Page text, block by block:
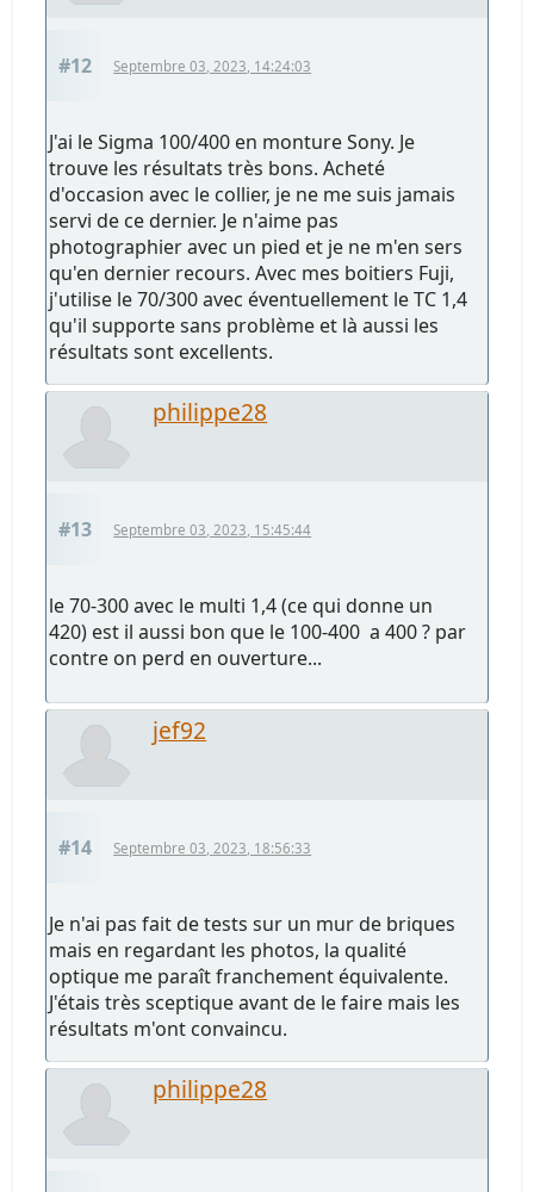
#12 Septembre 03, 2023, 14:24:03
J'ai le Sigma 100/400 en monture Sony. Je
trouve les résultats très bons. Acheté
d'occasion avec le collier, je ne me suis jamais
servi de ce dernier. Je n'aime pas
photographier avec un pied et je ne m'en sers
qu'en dernier recours. Avec mes boitiers Fuji,
j'utilise le 70/300 avec éventuellement le TC 1,4
qu'il supporte sans problème et là aussi les
résultats sont excellents.
philippe28
#13 Septembre 03, 2023, 15:45:44
le 70-300 avec le multi 1,4 (ce qui donne un
420) est il aussi bon que le 100-400 a 400 ? par
contre on perd en ouverture...
jef92
#14 Septembre 03, 2023, 18:56:33
Je n'ai pas fait de tests sur un mur de briques
mais en regardant les photos, la qualité
optique me paraît franchement équivalente.
J'étais très sceptique avant de le faire mais les
résultats m'ont convaincu.
philippe28